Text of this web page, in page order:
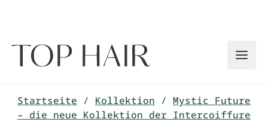
Startseite / Kollektion / Mystic Future
– die neue Kollektion der Intercoiffure